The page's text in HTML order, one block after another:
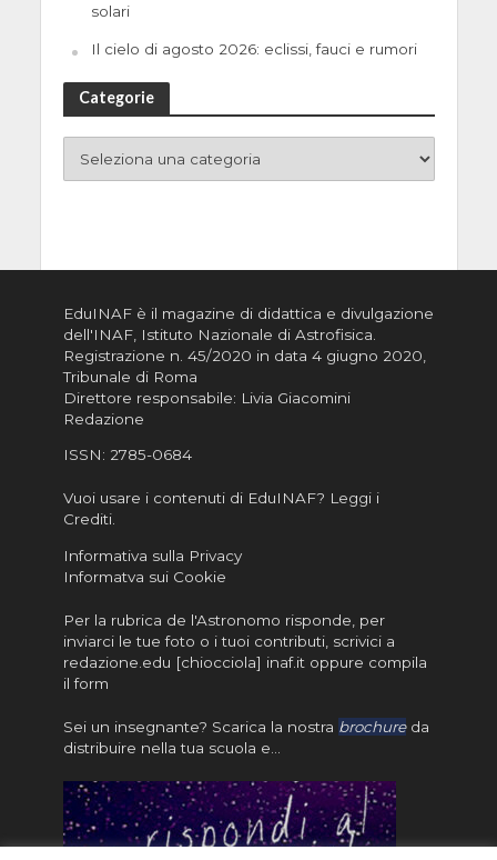
solari
Il cielo di agosto 2026: eclissi, fauci e rumori
Categorie
EduINAF è il magazine di didattica e divulgazione
dell'INAF, Istituto Nazionale di Astrofisica
Registrazione n. 45/2020 in data 4 giugno 2020,
Tribunale di Roma
Direttore responsabile: Livia Giacomini
Redazione
ISSN: 2785-0684
Vuoi usare i contenuti di EduINAF? Leggi i
Crediti.
Informativa sulla Privacy
Informatva sui Cookie
Per la rubrica de l'Astronomo risponde, per
inviarci le tue foto o i tuoi contributi, scrivici a
redazione.edu [chiocciola] inaf.it oppure compila
il form
Sei un insegnante? Scarica la nostra brochureda
distribuire nella tua scuola e…